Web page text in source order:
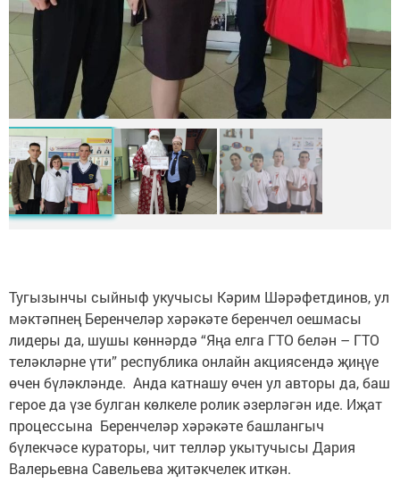
Тугызынчы сыйныф укучысы Кәрим Шәрәфетдинов, ул
мәктәпнең Беренчеләр хәрәкәте беренчел оешмасы
лидеры да, шушы көннәрдә “Яңа елга ГТО белән – ГТО
теләкләрне үти” республика онлайн акциясендә җиңүе
өчен бүләкләнде. Анда катнашу өчен ул авторы да, баш
герое да үзе булган көлкеле ролик әзерләгән иде. Иҗат
процессына Беренчеләр хәрәкәте башлангыч
бүлекчәсе кураторы, чит телләр укытучысы Дария
Валерьевна Савельева җитәкчелек иткән.